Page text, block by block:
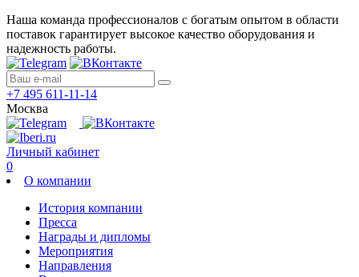
Наша команда профессионалов с богатым опытом в области
поставок гарантирует высокое качество оборудования и
надежность работы.
+7 495 611-11-14
Москва
Личный кабинет
0
О компании
История компании
Пресса
Награды и дипломы
Мероприятия
Направления